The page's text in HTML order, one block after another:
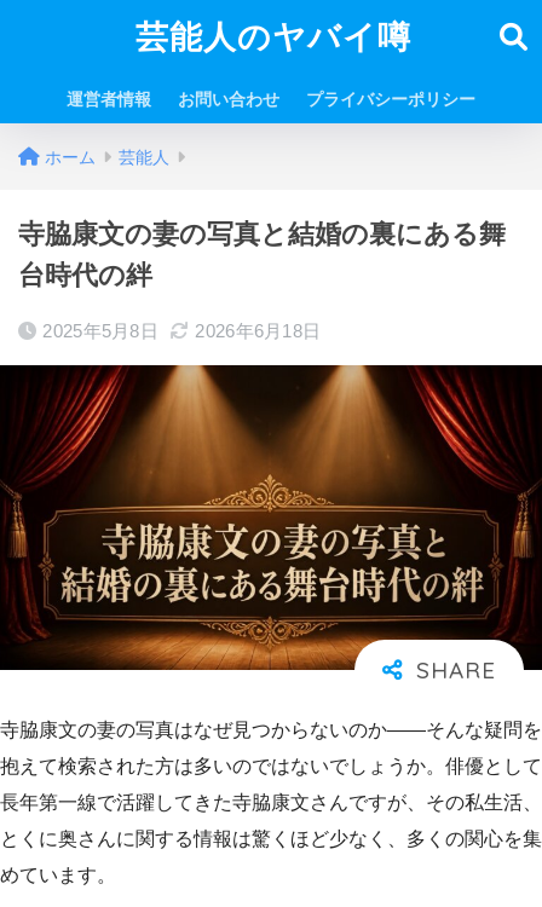
芸能人のヤバイ噂
運営者情報 お問い合わせ プライバシーポリシー
ホーム 芸能人
寺脇康文の妻の写真と結婚の裏にある舞
台時代の絆
2025年5月8日 2026年6月18日
寺脇康文の妻の写真はなぜ見つからないのか――そんな疑問を
抱えて検索された方は多いのではないでしょうか。俳優として
長年第一線で活躍してきた寺脇康文さんですが、その私生活、
とくに奥さんに関する情報は驚くほど少なく、多くの関心を集
めています。